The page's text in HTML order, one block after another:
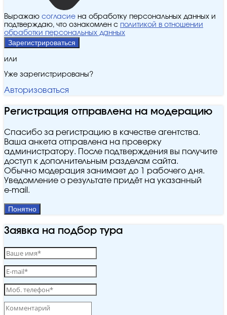
Выражаю согласие на обработку персональных данных и
подтверждаю, что ознакомлен с политикой в отношении
обработки персональных данных
Зарегистрироваться
или
Уже зарегистрированы?
Авторизоваться
Регистрация отправлена на модерацию
Спасибо за регистрацию в качестве агентства.
Ваша анкета отправлена на проверку
администратору. После подтверждения вы получите
доступ к дополнительным разделам сайта.
Обычно модерация занимает до 1 рабочего дня.
Уведомление о результате придёт на указанный
e‑mail.
Понятно
Заявка на подбор тура